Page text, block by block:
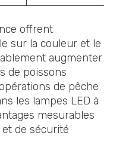
offrent
sur la couleur et le
augmenter
de poissons
de pêche
les lampes LED à
mesurables
de sécurité